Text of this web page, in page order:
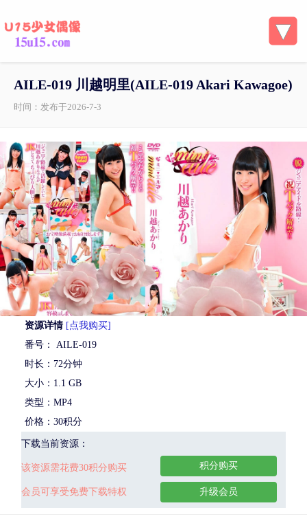
AILE-019 川越明里(AILE-019 Akari Kawagoe)
时间：发布于2026-7-3
资源详情 [点我购买]
番号： AILE-019
时长：72分钟
大小：1.1 GB
类型：MP4
价格：30积分
下载当前资源：
该资源需花费30积分购买
会员可享受免费下载特权
积分购买
升级会员